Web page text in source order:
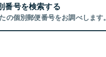
番号を検索する
の個別郵便番号をお調べします。